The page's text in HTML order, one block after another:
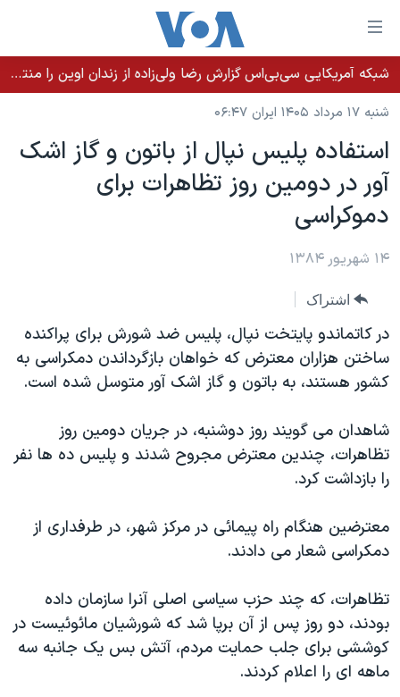
لینکهای
قابل
دسترسی
جهش
محتوای
اصلی
جهش
صفحه
جهش
جستجو
خانه
نسخه سبک وب‌سایت
موضوع ها
ایران
آمریکا
جهان
ویژه برنامه‌ها
ویدیوها
حقوق شهروندی
اقتصادی
اسرائیل در جنگ
آرشیو پخش زنده
برنامه های تلویزیونی
جدول برنامه ها
صفحه‌های ویژه
۲۵۰سالگی آمریکا
بایگانی برنامه‌های تلویزیونی
انتخابات ریاست جمهوری آمریکا ۲۰۲۴
حمله جمهوری اسلامی به اسرائیل
ورزش زنان در ایران
مجموعه مستندهای دادخواهی
تریبونال مردمی آبان ۹۸
دادگاه حمید نوری
فرکانس‌های صدای آمریکا
یادگیری زبان انگلیسی
زبانهای مختلف
شبکه آمریکایی سی‌بی‌‌اس گزارش رضا ولی‌زاده از زندان اوین را منتشر کرد؛ کامران حکمتی پیش از آغاز شیمی‌درمانی به زندان بازگردانده شد
شنبه ۱۷ مرداد ۱۴۰۵ ایران ۰۶:۴۷
استفاده پليس نپال از باتون و گاز اشک
آور در دومين روز تظاهرات برای
دموکراسی
۱۴ شهریور ۱۳۸۴
اشتراک
در کاتماندو پايتخت نپال، پلیس ضد شورش برای پراکنده
ساختن هزاران معترض که خواهان بازگرداندن دمکراسی به
کشور هستند، به باتون و گاز اشک آور متوسل شده است.
شاهدان می گويند روز دوشنبه، در جريان دومين روز
تظاهرات، چندين معترض مجروح شدند و پليس ده ها نفر
را بازداشت کرد.
معترضين هنگام راه پيمائی در مرکز شهر، در طرفداری از
دمکراسی شعار می دادند.
تظاهرات، که چند حزب سياسی اصلی آنرا سازمان داده
بودند، دو روز پس از آن برپا شد که شورشيان مائوئيست در
کوششی برای جلب حمايت مردم، آتش بس يک جانبه سه
ماهه ای را اعلام کردند.